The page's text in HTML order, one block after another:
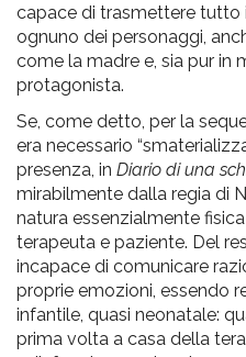
capace di trasmettere tutto
ognuno dei personaggi,
come la madre e, sia pur in
protagonista.
Se, come detto, per la
era necessario
presenza, in Diario di una
mirabilmente dalla regia di
natura essenzialmente
terapeuta e paziente. Del
incapace di comunicare
proprie emozioni, essendo
infantile, quasi neonatale:
prima volta a casa della